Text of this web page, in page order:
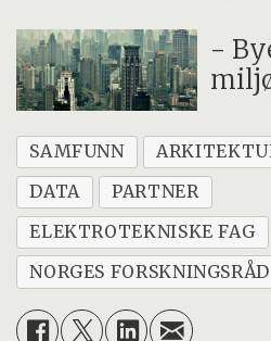
-
SAMFUNN
DATA
PARTNER
ELEKTROTEKNISKE FAG
NORGES FORSKNINGSRÅD